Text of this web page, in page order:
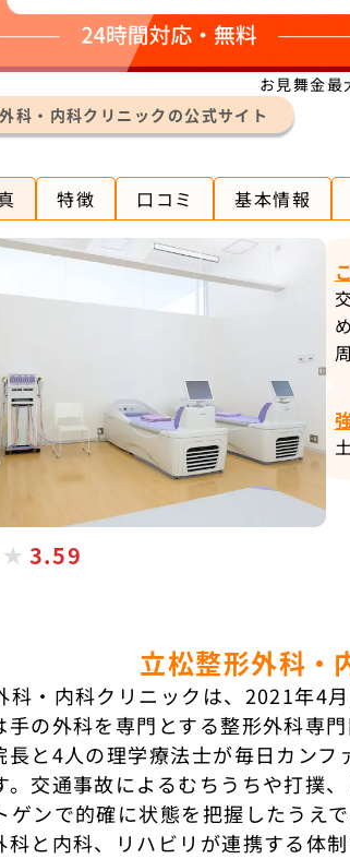
お見舞金最
科・内科クリニックの公式サイト
特徴 口コミ 基本情報
3.59
立松整形外科・
科・内科クリニックは、2021年4
手の外科を専門とする整形外科専
長と4人の理学療法士が毎日カン
。交通事故によるむちうちや打撲
ゲンで的確に状態を把握したうえ
科と内科、リハビリが連携する体